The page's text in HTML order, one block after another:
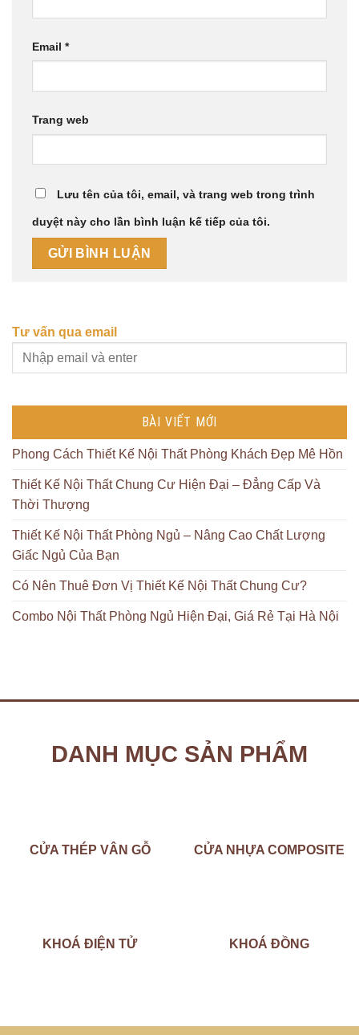
Email *
Trang web
Lưu tên của tôi, email, và trang web trong trình
duyệt này cho lần bình luận kế tiếp của tôi.
Tư vấn qua email
BÀI VIẾT MỚI
Phong Cách Thiết Kế Nội Thất Phòng Khách Đẹp Mê Hồn
Thiết Kế Nội Thất Chung Cư Hiện Đại – Đẳng Cấp Và
Thời Thượng
Thiết Kế Nội Thất Phòng Ngủ – Nâng Cao Chất Lượng
Giấc Ngủ Của Bạn
Có Nên Thuê Đơn Vị Thiết Kế Nội Thất Chung Cư?
Combo Nội Thất Phòng Ngủ Hiện Đại, Giá Rẻ Tại Hà Nội
DANH MỤC SẢN PHẨM
CỬA THÉP VÂN GỖ CỬA NHỰA COMPOSITE
KHOÁ ĐIỆN TỬ KHOÁ ĐỒNG